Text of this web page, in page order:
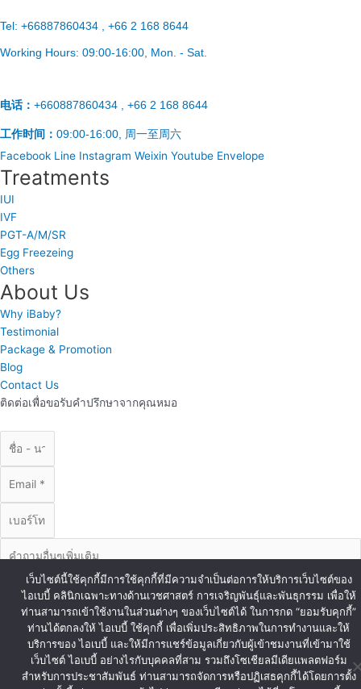
Tel: +66887860434 , +66 2 168 8644
Working Hours: 09:00-16:00 , Mon. - Sat.
电话： +660887860434 , +66 2 168 8644
工作时间： 09:00-16:00, 周一至周六
Facebook Line Instagram Weixin Youtube Envelope
Treatments
IUI
IVF
PGT-A/M/SR
Egg Freezeing
Others
About Us
Why iBaby?
Testimonial
Package & Promotion
Blog
Contact Us
ติดต่อเพื่อขอรับคำปรึกษาจากคุณหมอ
ส่งข้อมูล
© Copyright iBaby 2020. All Right Reserved.
เว็บไซต์นี้ใช้คุกกี้มีการใช้คุกกี้ที่มีความจำเป็นต่อการให้บริการเว็บไซต์ของ
ไอเบบี้ คลินิกเฉพาะทางด้านเวชศาสตร์ การเจริญพันธุ์และพันธุกรรม เพื่อให้
ท่านสามารถเข้าใช้งานในส่วนต่างๆ ของเว็บไซต์ได้ ในการกด “ยอมรับคุกกี้”
ท่านได้ตกลงให้ ไอเบบี้ ใช้คุกกี้ เพื่อเพิ่มประสิทธิภาพในการทำงานและให้
บริการของ ไอเบบี้ และให้มีการแชร์ข้อมูลเกี่ยวกับผู้เข้าชมงานที่เข้ามาใช้
เว็บไซต์ ไอเบบี้ อย่างไรกับบุคคลที่สาม รวมถึงโซเชียลมีเดียแพลตฟอร์ม
สำหรับการประชาสัมพันธ์ ท่านสามารถจัดการหรือปฏิเสธคุกกี้ได้โดยการตั้ง